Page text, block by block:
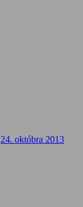
24. októbra 2013